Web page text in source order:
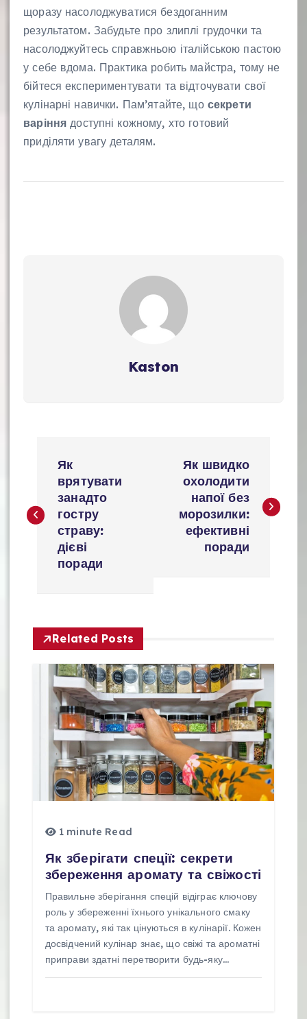
щоразу насолоджуватися бездоганним
результатом. Забудьте про злиплі грудочки та
насолоджуйтесь справжньою італійською пастою
у себе вдома. Практика робить майстра, тому не
бійтеся експериментувати та відточувати свої
кулінарні навички. Пам’ятайте, що секрети
варіння доступні кожному, хто готовий
приділяти увагу деталям.
Kaston
в
Як
врятувати
занадто
гостру
страву:
дієві
поради
Як швидко
охолодити
напої без
морозилки:
ефективні
поради
Related Posts
1 minute Read
Як зберігати спеції: секрети
збереження аромату та свіжості
Правильне зберігання спецій відіграє ключову
роль у збереженні їхнього унікального смаку
та аромату, які так цінуються в кулінарії. Кожен
досвідчений кулінар знає, що свіжі та ароматні
приправи здатні перетворити будь-яку…